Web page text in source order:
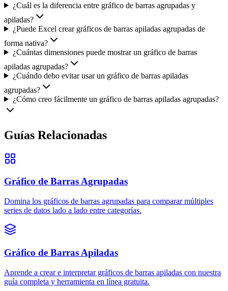
¿Cuál es la diferencia entre gráfico de barras agrupadas y
apiladas?
¿Puede Excel crear gráficos de barras apiladas agrupadas de
forma nativa?
¿Cuántas dimensiones puede mostrar un gráfico de barras
apiladas agrupadas?
¿Cuándo debo evitar usar un gráfico de barras apiladas
agrupadas?
¿Cómo creo fácilmente un gráfico de barras apiladas agrupadas?
Guías Relacionadas
Gráfico de Barras Agrupadas
Domina los gráficos de barras agrupadas para comparar múltiples
series de datos lado a lado entre categorías.
Gráfico de Barras Apiladas
Aprende a crear e interpretar gráficos de barras apiladas con nuestra
guía completa y herramienta en línea gratuita.